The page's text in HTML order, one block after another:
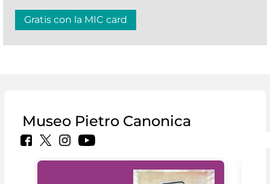
Gratis con la MIC card
Museo Pietro Canonica